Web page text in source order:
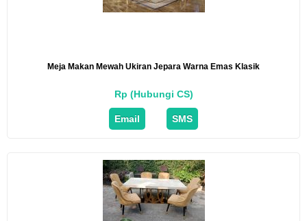
Meja Makan Mewah Ukiran Jepara Warna Emas Klasik
Rp (Hubungi CS)
Email SMS